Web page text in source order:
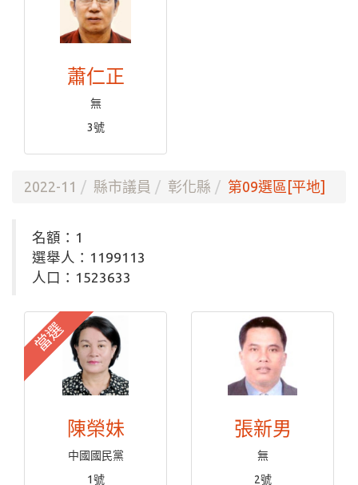
蕭仁正
無
3號
2022-11 縣市議員 彰化縣 第09選區[平地]
名額：1
選舉人：1199113
人口：1523633
當選
陳榮妹
中國國民黨
1號
張新男
無
2號